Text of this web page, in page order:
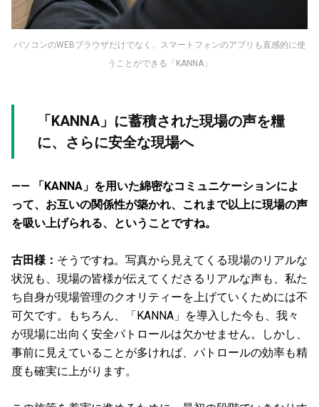
パソコンのWEBブラウザだけでなく、スマートフォンのアプリも直感的に使
うことができる「KANNA」
「KANNA」に蓄積された現場の声を糧
に、さらに安全な現場へ
—— 「KANNA」を用いた綿密なコミュニケーションによ
って、お互いの関係性が築かれ、これまで以上に現場の声
を吸い上げられる、ということですね。
古田様： そうですね。写真から見えてくる現場のリアルな
状況も、現場の皆様が伝えてくださるリアルな声も、私た
ち自身が現場管理のクオリティーを上げていくためには不
可欠です。もちろん、「KANNA」を導入した今も、我々
が現場に出向く安全パトロールは欠かせません。しかし、
事前に見えていることが多ければ、パトロールの効率も精
度も確実に上がります。